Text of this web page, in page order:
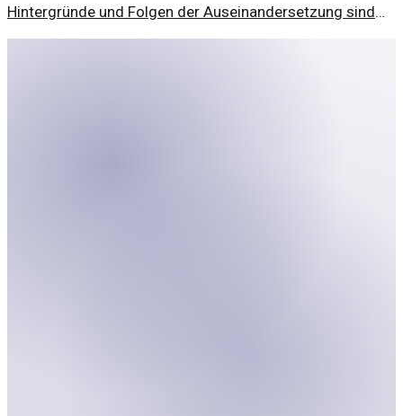
Hintergründe und Folgen der Auseinandersetzung sind
unklar.